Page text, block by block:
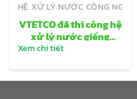
HỆ XỬ LÝ NƯỚC CÔNG NGHIỆP
VTETCO đã thi công hệ
xử lý nước giếng
khoan công suất
Xem chi tiết